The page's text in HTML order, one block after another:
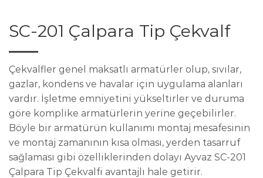
SC-201 Çalpara Tip Çekvalf
Çekvalfler genel maksatlı armatürler olup, sıvılar,
gazlar, kondens ve havalar için uygulama alanları
vardır. İşletme emniyetini yükseltirler ve duruma
göre komplike armatürlerin yerine geçebilirler.
Böyle bir armatürün kullanımı montaj mesafesinin
ve montaj zamanının kısa olması, yerden tasarruf
sağlaması gibi özelliklerinden dolayı Ayvaz SC-201
Çalpara Tip Çekvalfi avantajlı hale getirir.